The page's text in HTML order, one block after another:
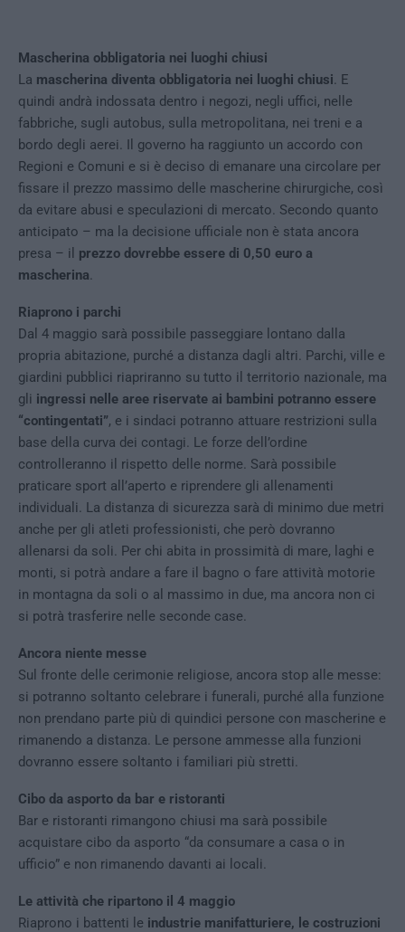
Mascherina obbligatoria nei luoghi chiusi
La mascherina diventa obbligatoria nei luoghi chiusi. E
quindi andrà indossata dentro i negozi, negli uffici, nelle
fabbriche, sugli autobus, sulla metropolitana, nei treni e a
bordo degli aerei. Il governo ha raggiunto un accordo con
Regioni e Comuni e si è deciso di emanare una circolare per
fissare il prezzo massimo delle mascherine chirurgiche, così
da evitare abusi e speculazioni di mercato. Secondo quanto
anticipato – ma la decisione ufficiale non è stata ancora
presa – il prezzo dovrebbe essere di 0,50 euro a
mascherina.
Riaprono i parchi
Dal 4 maggio sarà possibile passeggiare lontano dalla
propria abitazione, purché a distanza dagli altri. Parchi, ville e
giardini pubblici riapriranno su tutto il territorio nazionale, ma
gli ingressi nelle aree riservate ai bambini potranno essere
“contingentati”, e i sindaci potranno attuare restrizioni sulla
base della curva dei contagi. Le forze dell’ordine
controlleranno il rispetto delle norme. Sarà possibile
praticare sport all’aperto e riprendere gli allenamenti
individuali. La distanza di sicurezza sarà di minimo due metri
anche per gli atleti professionisti, che però dovranno
allenarsi da soli. Per chi abita in prossimità di mare, laghi e
monti, si potrà andare a fare il bagno o fare attività motorie
in montagna da soli o al massimo in due, ma ancora non ci
si potrà trasferire nelle seconde case.
Ancora niente messe
Sul fronte delle cerimonie religiose, ancora stop alle messe:
si potranno soltanto celebrare i funerali, purché alla funzione
non prendano parte più di quindici persone con mascherine e
rimanendo a distanza. Le persone ammesse alla funzioni
dovranno essere soltanto i familiari più stretti.
Cibo da asporto da bar e ristoranti
Bar e ristoranti rimangono chiusi ma sarà possibile
acquistare cibo da asporto “da consumare a casa o in
ufficio” e non rimanendo davanti ai locali.
Le attività che ripartono il 4 maggio
Riaprono i battenti le industrie manifatturiere, le costruzioni